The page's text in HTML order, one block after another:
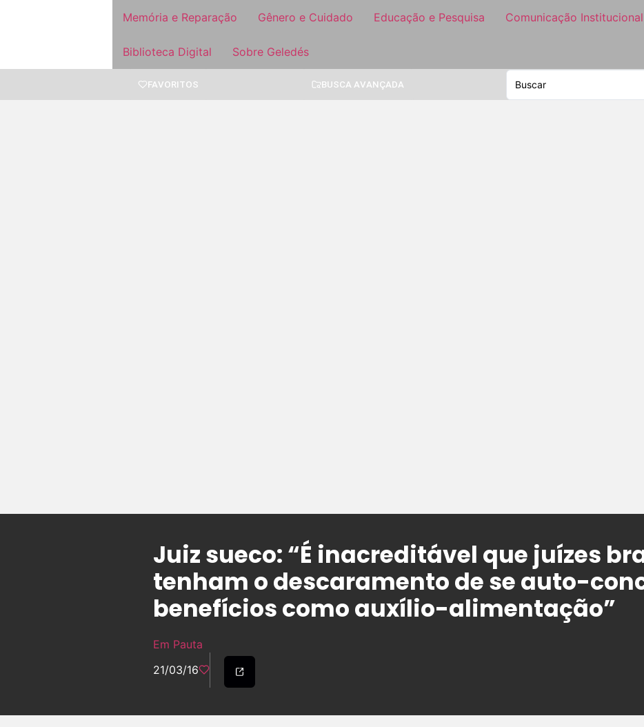
Memória e Reparação Gênero e Cuidado Educação e Pesquisa Comunicação Institucional
Biblioteca Digital Sobre Geledés
FAVORITOS BUSCA AVANÇADA
Juiz sueco: “É inacreditável que juízes
tenham o descaramento de se auto-
benefícios como auxílio-alimentação”
Em Pauta
21/03/16